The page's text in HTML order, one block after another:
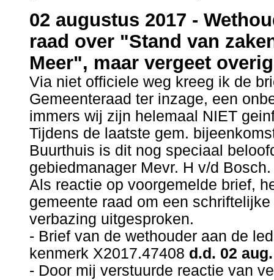
02 augustus 2017 -
raad over "Stand van
Meer", maar vergeet
Via niet officiele weg kreeg ik de
Gemeenteraad ter inzage, een
immers wij zijn helemaal NIET
Tijdens de laatste gem.
Buurthuis is dit nog speciaal
gebiedmanager Mevr. H v/d Bosch.
Als reactie op voorgemelde brief,
gemeente raad om een
verbazing uitgesproken.
- Brief van de wethouder aan de
kenmerk X2017.47408 d.d. 02
- Door mij verstuurde reactie van